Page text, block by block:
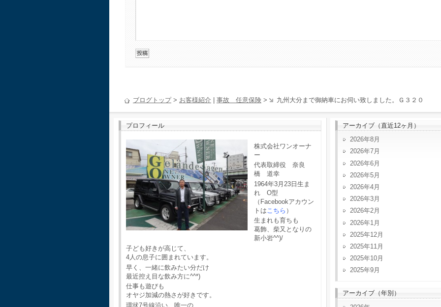
ブログトップ> お客様紹介 事故 任意保険 > 九州大分まで御納車にお伺い致しました。Ｇ３２０
プロフィール
株式会社ワンオーナ
ー
代表取締役 奈良
橋 道幸
1964年3月23日生ま
れ O型
（Facebookアカウン
トは こちら ）
生まれも育ちも
葛飾、柴又となりの
新小岩^^)/
子ども好きが高じて、
4人の息子に囲まれています。
早く、一緒に飲みたい分だけ
最近控え目な飲み方に^^*)
仕事も遊びも
オヤジ加減の熱さが好きです。
環状7号線沿い、唯一の
アーカイブ（直近12ヶ月）
2026年8月
2026年7月
2026年6月
2026年5月
2026年4月
2026年3月
2026年2月
2026年1月
2025年12月
2025年11月
2025年10月
2025年9月
アーカイブ（年別）